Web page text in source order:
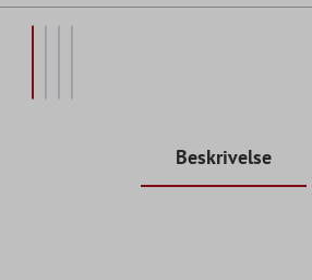
Beskrivelse